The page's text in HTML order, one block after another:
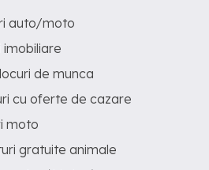
auto/moto
imobiliare
de munca
cu oferte de cazare
moto
gratuite animale